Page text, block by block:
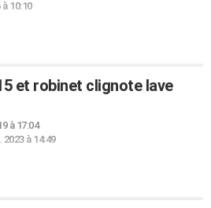
à 10:10
et robinet clignote lave
à 17:04
2023 à 14:49